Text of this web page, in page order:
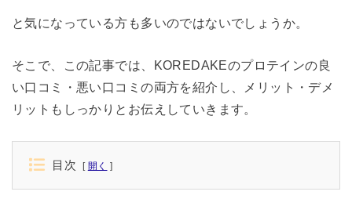
と気になっている方も多いのではないでしょうか。
そこで、この記事では、KOREDAKEのプロテインの良
い口コミ・悪い口コミの両方を紹介し、メリット・デメ
リットもしっかりとお伝えしていきます。
目次 開く